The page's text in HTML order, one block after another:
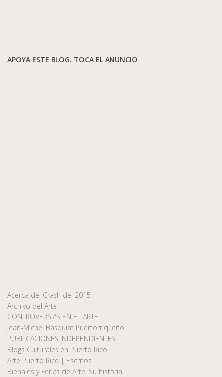
APOYA ESTE BLOG. TOCA EL ANUNCIO
Acerca del Crash del 2015
Archivo del Arte
CONTROVERSIAS EN EL ARTE
Jean-Michel Basquiat Puertorriqueño
PUBLICACIONES INDEPENDIENTES
Blogs Culturales en Puerto Rico
Arte Puerto Rico | Escritos
Bienales y Ferias de Arte, Su historia